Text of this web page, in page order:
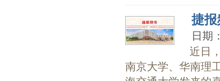
捷
日期
近日
南京大学、华南理